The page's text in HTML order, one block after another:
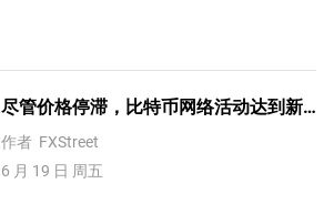
尽管价格停滞，比特币网络活动达到新
高 — CryptoQuant
作者 FXStreet
6 月 19 日 周五